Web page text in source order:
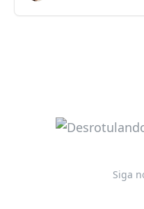
Siga